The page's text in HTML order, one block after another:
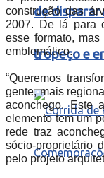
de disparar
tropeço e
construção das
2007. De lá para
esse formato,
emblemático.
“Queremos
gente, mais
aconchego. Este
elemento tem um
rede traz
sócio-proprietário
pelo projeto